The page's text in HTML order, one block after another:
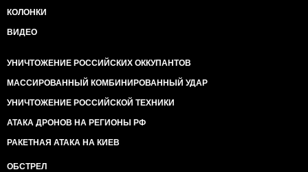
КОЛОНКИ
ВИДЕО
УНИЧТОЖЕНИЕ РОССИЙСКИХ ОККУПАНТОВ
МАССИРОВАННЫЙ КОМБИНИРОВАННЫЙ УДАР
УНИЧТОЖЕНИЕ РОССИЙСКОЙ ТЕХНИКИ
АТАКА ДРОНОВ НА РЕГИОНЫ РФ
РАКЕТНАЯ АТАКА НА КИЕВ
ОБСТРЕЛ